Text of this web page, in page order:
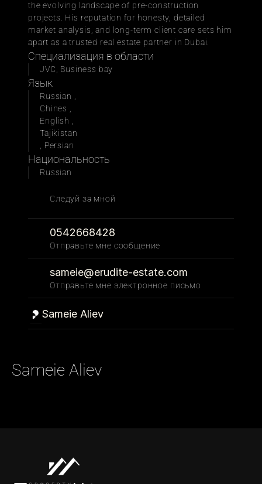
the evolving landscape of pre-construction
projects. His reputation for honesty, detailed
market analysis, and long-term client care sets him
apart as a trusted real estate partner in Dubai.
Специализация в области
JVC, Business bay
Язык
Russian ,
Chines ,
English ,
Tajikistan
, Persian
Национальность
Russian
Следуй за мной
0542668428
Отправьте мне сообщение
sameie@erudite-estate.com
Отправьте мне электронное письмо
Sameie Aliev
Sameie Aliev